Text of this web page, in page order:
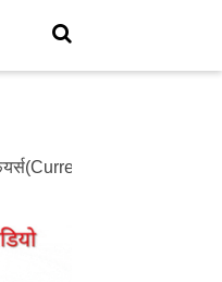
Affairs)- Test- 1214